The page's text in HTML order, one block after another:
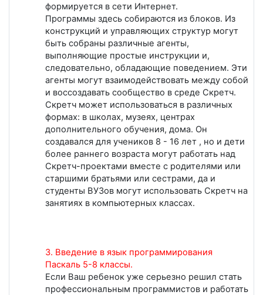
формируется в сети Интернет.
Программы здесь собираются из блоков. Из
конструкций и управляющих структур могут
быть собраны различные агенты,
выполняющие простые инструкции и,
следовательно, обладающие поведением. Эти
агенты могут взаимодействовать между собой
и воссоздавать сообщество в среде Скретч.
Скретч может использоваться в различных
формах: в школах, музеях, центрах
дополнительного обучения, дома. Он
создавался для учеников 8 - 16 лет , но и дети
более раннего возраста могут работать над
Скретч-проектами вместе с родителями или
старшими братьями или сестрами, да и
студенты ВУЗов могут использовать Скретч на
занятиях в компьютерных классах.
3. Введение в язык программирования
Паскаль 5-8 классы.
Если Ваш ребенок уже серьезно решил стать
профессиональным программистов и работать